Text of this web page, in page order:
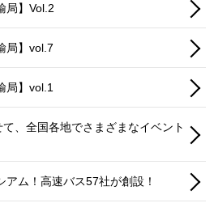
局】Vol.2
局】vol.7
局】vol.1
、全国各地でさまざまなイベント
ム！高速バス57社が創設！